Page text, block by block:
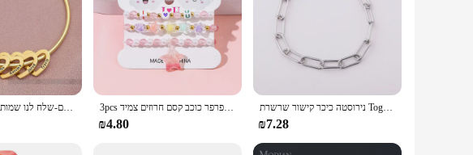
plastic, these tags are designed to withstand the rigors of daily use. The unique
mixed up. Whether you're a student, a professional, or a parent, these tags are
to find the perfect fit for any item. The application process is straightforward,
personalize your child's school supplies or your office equipment, these tags are a
שמות מותאמים אישית לב קמעות לב זוית נשים צמיד מתנה ליום האם-שלח לנו שמות באמצעות צ 'אט 3pcs ילדה פרפר כוכב קסם חרוזים צמיד
₪4.80
נירוסטה כיכר קישור שרשרת Toggle צמיד לנשים מתכת אבזם OT אבזם צמיד זהב/כסף צבע Toggle צמיד
₪7.28